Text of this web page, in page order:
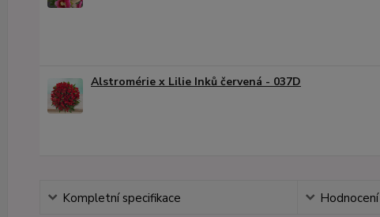
Alstromérie x Lilie Inků červená - 037D
Kompletní specifikace Hodnocení